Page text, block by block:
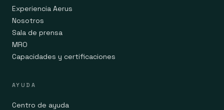
Experiencia Aerus
Nosotros
Sala de prensa
MRO
Capacidades y certificaciones
AYUDA
Centro de ayuda